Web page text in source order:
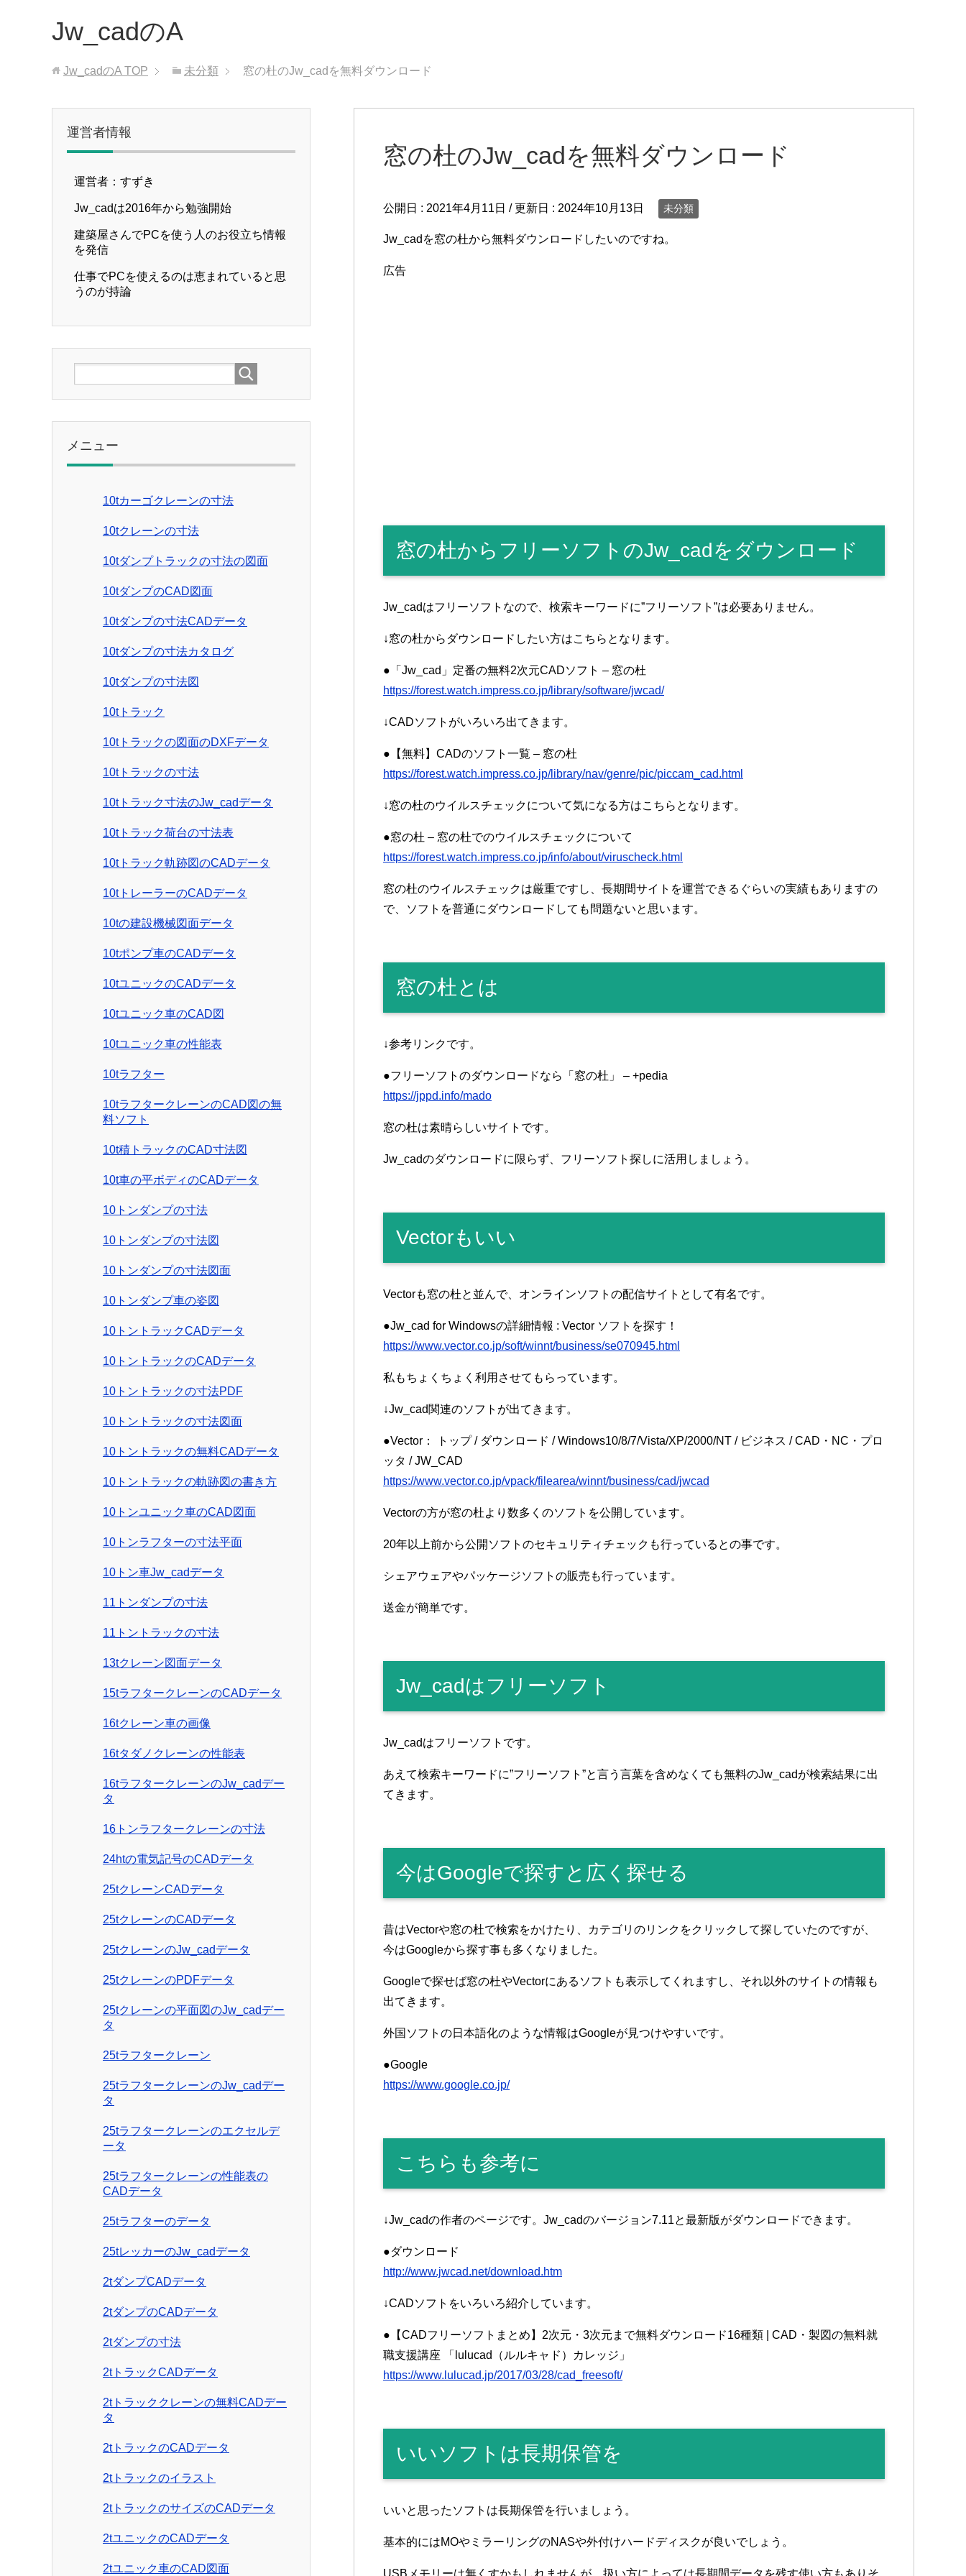
Jw_cadのA
Jw_cadのA TOP 未分類 窓の杜のJw_cadを無料ダウンロード
窓の杜のJw_cadを無料ダウンロード
公開日 : 2021年4月11日 / 更新日 : 2024年10月13日 未分類
Jw_cadを窓の杜から無料ダウンロードしたいのですね。
広告
窓の杜からフリーソフトのJw_cadをダウンロード
Jw_cadはフリーソフトなので、検索キーワードに”フリーソフト”は必要ありません。
↓窓の杜からダウンロードしたい方はこちらとなります。
●「Jw_cad」定番の無料2次元CADソフト – 窓の杜
https://forest.watch.impress.co.jp/library/software/jwcad/
↓CADソフトがいろいろ出てきます。
●【無料】CADのソフト一覧 – 窓の杜
https://forest.watch.impress.co.jp/library/nav/genre/pic/piccam_cad.html
↓窓の杜のウイルスチェックについて気になる方はこちらとなります。
●窓の杜 – 窓の杜でのウイルスチェックについて
https://forest.watch.impress.co.jp/info/about/viruscheck.html
窓の杜のウイルスチェックは厳重ですし、長期間サイトを運営できるぐらいの実績もありますの
で、ソフトを普通にダウンロードしても問題ないと思います。
窓の杜とは
↓参考リンクです。
●フリーソフトのダウンロードなら「窓の杜」 – +pedia
https://jppd.info/mado
窓の杜は素晴らしいサイトです。
Jw_cadのダウンロードに限らず、フリーソフト探しに活用しましょう。
Vectorもいい
Vectorも窓の杜と並んで、オンラインソフトの配信サイトとして有名です。
●Jw_cad for Windowsの詳細情報 : Vector ソフトを探す！
https://www.vector.co.jp/soft/winnt/business/se070945.html
私もちょくちょく利用させてもらっています。
↓Jw_cad関連のソフトが出てきます。
●Vector： トップ / ダウンロード / Windows10/8/7/Vista/XP/2000/NT / ビジネス / CAD・NC・プロ
ッタ / JW_CAD
https://www.vector.co.jp/vpack/filearea/winnt/business/cad/jwcad
Vectorの方が窓の杜より数多くのソフトを公開しています。
20年以上前から公開ソフトのセキュリティチェックも行っているとの事です。
シェアウェアやパッケージソフトの販売も行っています。
送金が簡単です。
Jw_cadはフリーソフト
Jw_cadはフリーソフトです。
あえて検索キーワードに”フリーソフト”と言う言葉を含めなくても無料のJw_cadが検索結果に出
てきます。
今はGoogleで探すと広く探せる
昔はVectorや窓の杜で検索をかけたり、カテゴリのリンクをクリックして探していたのですが、
今はGoogleから探す事も多くなりました。
Googleで探せば窓の杜やVectorにあるソフトも表示してくれますし、それ以外のサイトの情報も
出てきます。
外国ソフトの日本語化のような情報はGoogleが見つけやすいです。
●Google
https://www.google.co.jp/
こちらも参考に
↓Jw_cadの作者のページです。Jw_cadのバージョン7.11と最新版がダウンロードできます。
●ダウンロード
http://www.jwcad.net/download.htm
↓CADソフトをいろいろ紹介しています。
●【CADフリーソフトまとめ】2次元・3次元まで無料ダウンロード16種類 | CAD・製図の無料就
職支援講座 「lulucad（ルルキャド）カレッジ」
https://www.lulucad.jp/2017/03/28/cad_freesoft/
いいソフトは長期保管を
いいと思ったソフトは長期保管を行いましょう。
基本的にはMOやミラーリングのNASや外付けハードディスクが良いでしょう。
運営者情報
運営者：すずき
Jw_cadは2016年から勉強開始
建築屋さんでPCを使う人のお役立ち情報
を発信
仕事でPCを使えるのは恵まれていると思
うのが持論
メニュー
10tカーゴクレーンの寸法
10tクレーンの寸法
10tダンプトラックの寸法の図面
10tダンプのCAD図面
10tダンプの寸法CADデータ
10tダンプの寸法カタログ
10tダンプの寸法図
10tトラック
10tトラックの図面のDXFデータ
10tトラックの寸法
10tトラック寸法のJw_cadデータ
10tトラック荷台の寸法表
10tトラック軌跡図のCADデータ
10tトレーラーのCADデータ
10tの建設機械図面データ
10tポンプ車のCADデータ
10tユニックのCADデータ
10tユニック車のCAD図
10tユニック車の性能表
10tラフター
10tラフタークレーンのCAD図の無
料ソフト
10t積トラックのCAD寸法図
10t車の平ボディのCADデータ
10トンダンプの寸法
10トンダンプの寸法図
10トンダンプの寸法図面
10トンダンプ車の姿図
10トントラックCADデータ
10トントラックのCADデータ
10トントラックの寸法PDF
10トントラックの寸法図面
10トントラックの無料CADデータ
10トントラックの軌跡図の書き方
10トンユニック車のCAD図面
10トンラフターの寸法平面
10トン車Jw_cadデータ
11トンダンプの寸法
11トントラックの寸法
13tクレーン図面データ
15tラフタークレーンのCADデータ
16tクレーン車の画像
16tタダノクレーンの性能表
16tラフタークレーンのJw_cadデー
タ
16トンラフタークレーンの寸法
24htの電気記号のCADデータ
25tクレーンCADデータ
25tクレーンのCADデータ
25tクレーンのJw_cadデータ
25tクレーンのPDFデータ
25tクレーンの平面図のJw_cadデー
タ
25tラフタークレーン
25tラフタークレーンのJw_cadデー
タ
25tラフタークレーンのエクセルデ
ータ
25tラフタークレーンの性能表の
CADデータ
25tラフターのデータ
25tレッカーのJw_cadデータ
2tダンプCADデータ
2tダンプのCADデータ
2tダンプの寸法
2tトラックCADデータ
2tトラッククレーンの無料CADデー
タ
2tトラックのCADデータ
2tトラックのイラスト
2tトラックのサイズのCADデータ
2tユニックのCADデータ
2tユニック車のCAD図面